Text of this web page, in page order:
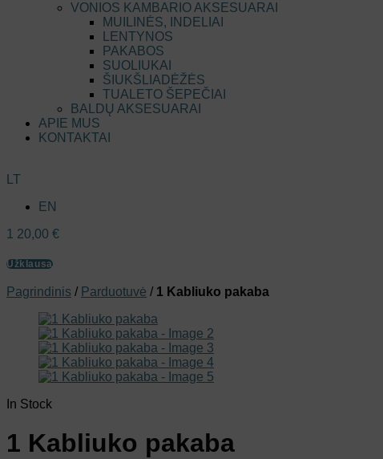
VONIOS KAMBARIO AKSESUARAI
MUILINĖS, INDELIAI
LENTYNOS
PAKABOS
SUOLIUKAI
ŠIUKŠLIADĖŽĖS
TUALETO ŠEPEČIAI
BALDŲ AKSESUARAI
APIE MUS
KONTAKTAI
LT
EN
1 20,00 €
Užklausa
Pagrindinis / Parduotuvė / 1 Kabliuko pakaba
In Stock
1 Kabliuko pakaba